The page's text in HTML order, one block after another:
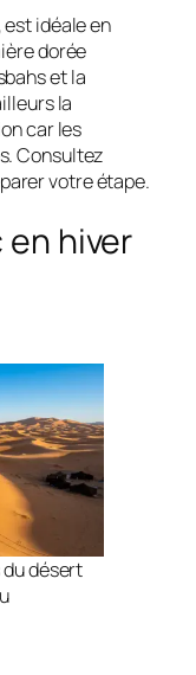
est idéale en
dorée
et la
la
car les
Consultez
votre étape.
en hiver
désert